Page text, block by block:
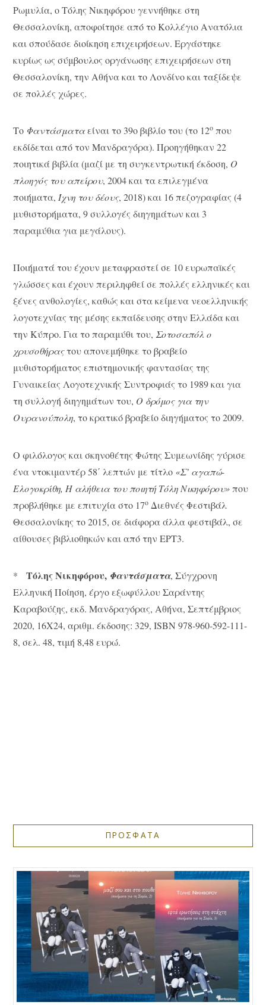
Ρωμυλία, ο Τόλης Νικηφόρου γεννήθηκε στη
Θεσσαλονίκη, αποφοίτησε από το Κολλέγιο Ανατόλια
και σπούδασε διοίκηση επιχειρήσεων. Εργάστηκε
κυρίως ως σύμβουλος οργάνωσης επιχειρήσεων στη
Θεσσαλονίκη, την Αθήνα και το Λονδίνο και ταξίδεψε
σε πολλές χώρες.
Το Φαντάσματαείναι το 39o βιβλίο του (το 12ο που
εκδίδεται από τον Μανδραγόρα). Προηγήθηκαν 22
ποιητικά βιβλία (μαζί με τη συγκεντρωτική έκδοση, Ο
πλοηγός του απείρου, 2004 και τα επιλεγμένα
ποιήματα, Ίχνη του δέους, 2018) και 16 πεζογραφίας (4
μυθιστορήματα, 9 συλλογές διηγημάτων και 3
παραμύθια για μεγάλους).
Ποιήματά του έχουν μεταφραστεί σε 10 ευρωπαϊκές
γλώσσες και έχουν περιληφθεί σε πολλές ελληνικές και
ξένες ανθολογίες, καθώς και στα κείμενα νεοελληνικής
λογοτεχνίας της μέσης εκπαίδευσης στην Ελλάδα και
την Κύπρο. Για το παραμύθι του,Σοτοσαπόλ ο
χρυσοθήραςτου απονεμήθηκε το βραβείο
μυθιστορήματος επιστημονικής φαντασίας της
Γυναικείας Λογοτεχνικής Συντροφιάς το 1989 και για
τη συλλογή διηγημάτων του, Ο δρόμος για την
Ουρανούπολη, το κρατικό βραβείο διηγήματος το 2009.
Ο φιλόλογος και σκηνοθέτης Φώτης Συμεωνίδης γύρισε
ένα ντοκιμαντέρ 58΄ λεπτών με τίτλο «Σ’ αγαπώ-
Ελογοκρίθη, Η αλήθεια του ποιητή Τόλη Νικηφόρου»που
προβλήθηκε με επιτυχία στο 17ο Διεθνές Φεστιβάλ
Θεσσαλονίκης το 2015, σε διάφορα άλλα φεστιβάλ, σε
αίθουσες βιβλιοθηκών και από την ΕΡΤ3.
*Τόλης Νικηφόρου, Φαντάσματα, Σύγχρονη
Ελληνική Ποίηση, έργο εξωφύλλου Σαράντης
Καραβούζης, εκδ. Μανδραγόρας, Αθήνα, Σεπτέμβριος
2020, 16Χ24, αριθμ. έκδοσης: 329, ISBN 978-960-592-111-
8, σελ. 48, τιμή 8,48 ευρώ.
ΠΡΟΣΦΑΤΑ